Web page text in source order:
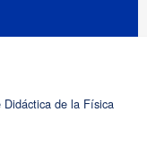
de la Física